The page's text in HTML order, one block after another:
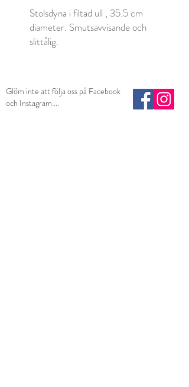
Stolsdyna i filtad ull , 35.5 cm
diameter. Smutsavvisande och
slittålig.
Glöm inte att följa oss på Facebook
och Instagram....